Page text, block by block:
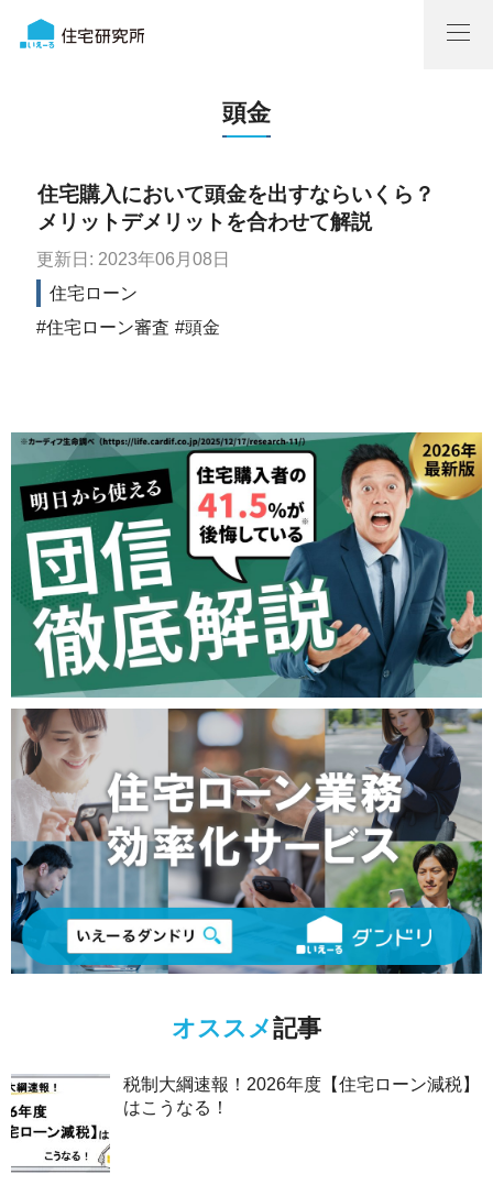
頭金
住宅購入において頭金を出すならいくら？
メリットデメリットを合わせて解説
更新日: 2023年06月08日
住宅ローン
住宅ローン審査
頭金
オススメ記事
税制大綱速報！2026年度【住宅ローン減税】
はこうなる！